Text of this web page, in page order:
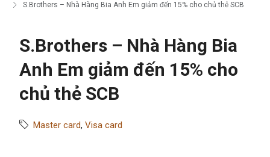
S.Brothers – Nhà Hàng Bia Anh Em giảm đến 15% cho chủ thẻ SCB
S.Brothers – Nhà Hàng Bia
Anh Em giảm đến 15% cho
chủ thẻ SCB
Master card, Visa card